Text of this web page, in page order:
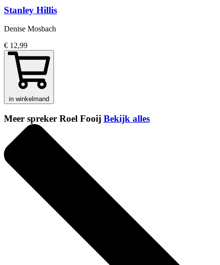
Stanley Hillis
Denise Mosbach
€ 12,99
in winkelmand
Meer spreker Roel Fooij Bekijk alles